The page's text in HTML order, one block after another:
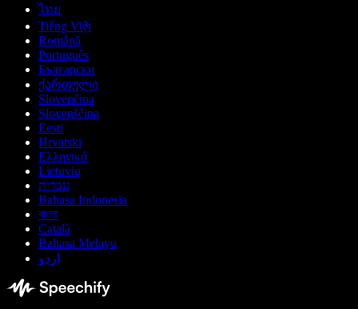
ไทย
Tiếng Việt
Română
Português
Български
ქართული
Slovenčina
Slovenščina
Eesti
Hrvatski
Ελληνικά
Lietuvių
עברית
Bahasa Indonesia
বাংলা
Català
Bahasa Melayu
اردو